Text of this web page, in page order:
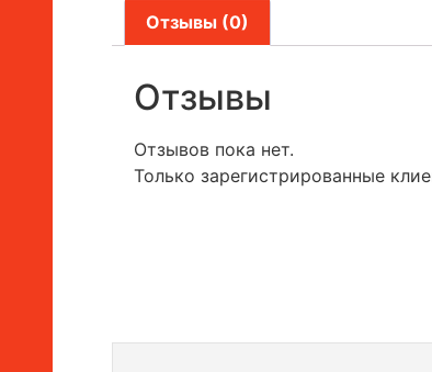
Отзывы (0)
Отзывы
Отзывов пока нет.
Только зарегистрированные